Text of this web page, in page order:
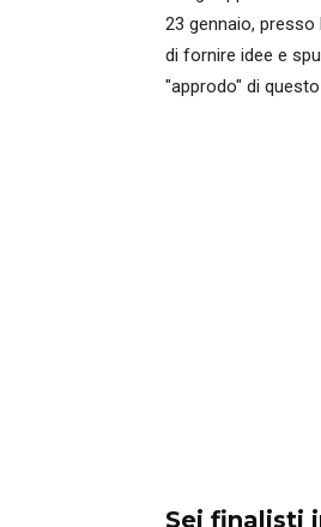
23 gennaio, presso
di fornire idee e
"approdo" di
Sei finalisti